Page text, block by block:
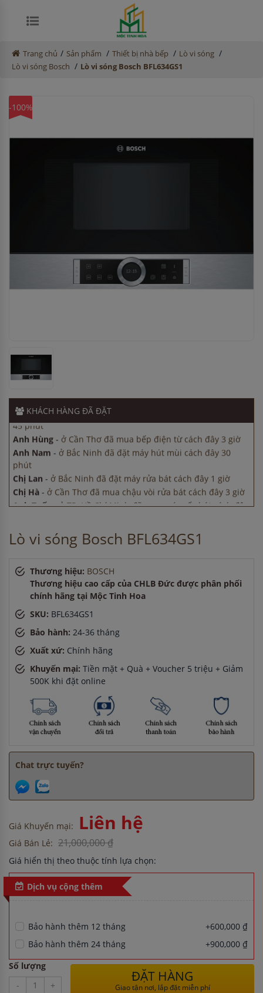
Trang chủ / Sản phẩm / Thiết bị nhà bếp / Lò vi sóng /
Lò vi sóng Bosch / Lò vi sóng Bosch BFL634GS1
-100%
KHÁCH HÀNG ĐÃ ĐẶT
Anh Nam
Chị Lan-ở Bắc Ninh đã đặt máy rửa bát cách đây 1 giờ
Chị Hà-ở Cần Thơ đã mua chậu vòi rửa bát cách đây 3 giờ
Anh Tuấn -ở TP. Hồ Chí Minh đã mua máy sấy bát cách đây
45 phút
Anh Hùng
ở Cần Thơ đã mua bếp điện từ cách đây 3 giờ
Anh Nam
ở Bắc Ninh đã đặt máy hút mùi cách đây 30
phút
Chị Lan
ở Bắc Ninh đã đặt máy rửa bát cách đây 1 giờ
Chị Hà
ở Cần Thơ đã mua chậu vòi rửa bát cách đây 3 giờ
Anh Tuấn
ở TP. Hồ Chí Minh đã mua máy sấy bát cách đây
Lò vi sóng Bosch BFL634GS1
Thương hiệu: BOSCH
Thương hiệu cao cấp của CHLB Đức được phân phối
chính hãng tại Mộc Tinh Hoa
SKU: BFL634GS1
Bảo hành: 24-36 tháng
Xuất xứ: Chính hãng
Khuyến mại: Tiền mặt + Quà + Voucher 5 triệu + Giảm
500K khi đặt online
Chat trực tuyến?
Giá Khuyến mại: Liên hệ
Giá Bán Lẻ: 21,000,000 ₫
Giá hiển thị theo thuộc tính lựa chọn:
Dịch vụ cộng thêm
Bảo hành thêm 12 tháng
+600,000 ₫
Bảo hành thêm 24 tháng
+900,000 ₫
Số lượng
-
+
ĐẶT HÀNG
Giao tận nơi, lắp đặt miễn phí